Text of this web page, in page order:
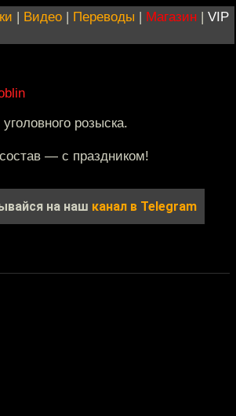
| Видео | Переводы | Магазин | VIP
розыска.
— с праздником!
на наш канал в Telegram